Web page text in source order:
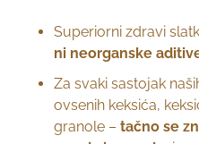
Superiorni zdravi
ni neorganske
Za svaki sastojak
ovsenih keksića,
granole – tačno se